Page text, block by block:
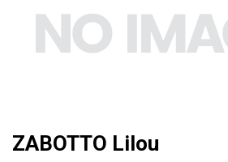
ZABOTTO Lilou